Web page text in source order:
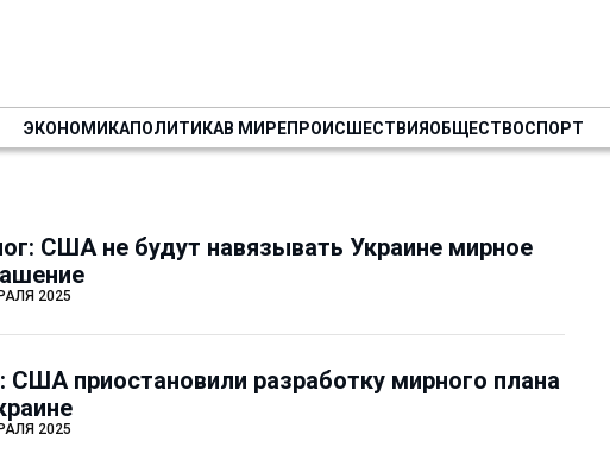
ЭКОНОМИКАПОЛИТИКАВ МИРЕПРОИСШЕСТВИЯОБЩЕСТВОСПОРТ
США не будут навязывать Украине мирное
2025
приостановили разработку мирного плана
2025